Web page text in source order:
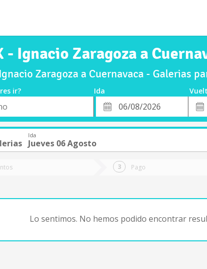
- Ignacio Zaragoza a
Zaragoza a Cuernavaca - Galerias
ir? Ida
Fecha
de
Fecha
de
Ida
Jueves 06 Agosto
Pago
Lo sentimos. No hemos podido encontrar